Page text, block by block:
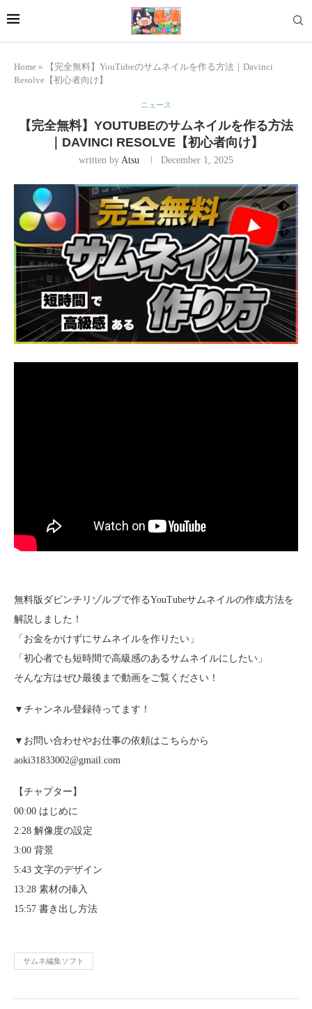
Home »
【完全無料】YouTubeのサムネイルを作る方法｜Davinci
Resolve【初心者向け】
ニュース
【完全無料】YOUTUBEのサムネイルを作る方法
｜DAVINCI RESOLVE【初心者向け】
written by Atsu December 1, 2025
無料版ダビンチリゾルブで作るYouTubeサムネイルの作成方法を
解説しました！
「お金をかけずにサムネイルを作りたい」
「初心者でも短時間で高級感のあるサムネイルにしたい」
そんな方はぜひ最後まで動画をご覧ください！
▼チャンネル登録待ってます！
▼お問い合わせやお仕事の依頼はこちらから
aoki31833002@gmail.com
【チャプター】
00:00 はじめに
2:28 解像度の設定
3:00 背景
5:43 文字のデザイン
13:28 素材の挿入
15:57 書き出し方法
サムネ編集ソフト